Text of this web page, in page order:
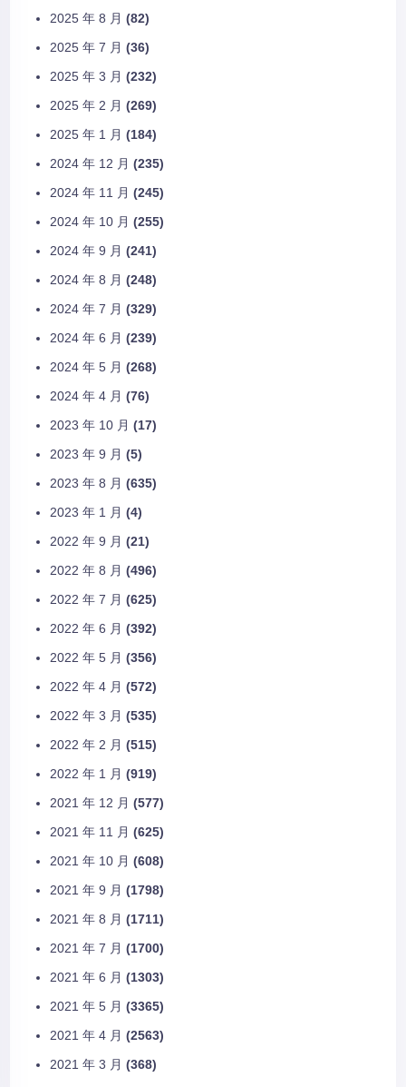
2025 年 8 月 (82)
2025 年 7 月 (36)
2025 年 3 月 (232)
2025 年 2 月 (269)
2025 年 1 月 (184)
2024 年 12 月 (235)
2024 年 11 月 (245)
2024 年 10 月 (255)
2024 年 9 月 (241)
2024 年 8 月 (248)
2024 年 7 月 (329)
2024 年 6 月 (239)
2024 年 5 月 (268)
2024 年 4 月 (76)
2023 年 10 月 (17)
2023 年 9 月 (5)
2023 年 8 月 (635)
2023 年 1 月 (4)
2022 年 9 月 (21)
2022 年 8 月 (496)
2022 年 7 月 (625)
2022 年 6 月 (392)
2022 年 5 月 (356)
2022 年 4 月 (572)
2022 年 3 月 (535)
2022 年 2 月 (515)
2022 年 1 月 (919)
2021 年 12 月 (577)
2021 年 11 月 (625)
2021 年 10 月 (608)
2021 年 9 月 (1798)
2021 年 8 月 (1711)
2021 年 7 月 (1700)
2021 年 6 月 (1303)
2021 年 5 月 (3365)
2021 年 4 月 (2563)
2021 年 3 月 (368)